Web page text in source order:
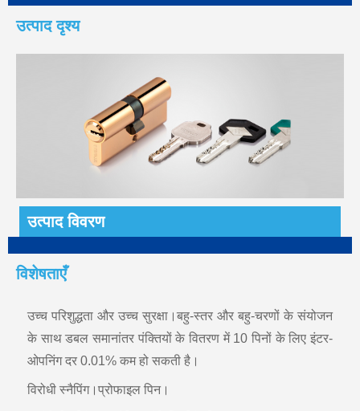
उत्पाद दृश्य
उत्पाद विवरण
विशेषताएँ
उच्च परिशुद्धता और उच्च सुरक्षा।बहु-स्तर और बहु-चरणों के संयोजन
के साथ डबल समानांतर पंक्तियों के वितरण में 10 पिनों के लिए इंटर-
ओपनिंग दर 0.01% कम हो सकती है।
विरोधी स्नैपिंग।प्रोफाइल पिन।